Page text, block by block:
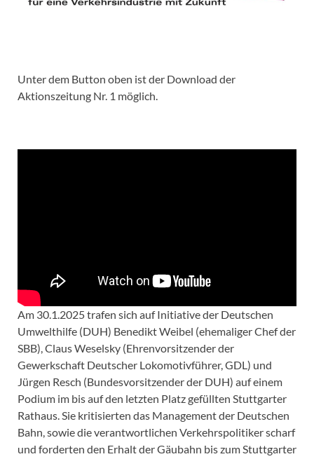
Unter dem Button oben ist der Download der
Aktionszeitung Nr. 1 möglich.
Am 30.1.2025 trafen sich auf Initiative der Deutschen
Umwelthilfe (DUH) Benedikt Weibel (ehemaliger Chef der
SBB), Claus Weselsky (Ehrenvorsitzender der
Gewerkschaft Deutscher Lokomotivführer, GDL) und
Jürgen Resch (Bundesvorsitzender der DUH) auf einem
Podium im bis auf den letzten Platz gefüllten Stuttgarter
Rathaus. Sie kritisierten das Management der Deutschen
Bahn, sowie die verantwortlichen Verkehrspolitiker scharf
und forderten den Erhalt der Gäubahn bis zum Stuttgarter